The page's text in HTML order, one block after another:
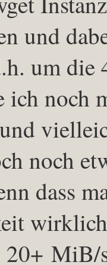
und
um
ich noch
noch
dass
MiB/